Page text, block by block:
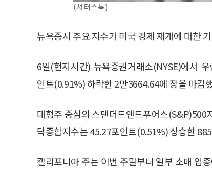
(셔터스톡)
뉴욕증시 주요 지수가 미국 경제 재개에 대한
6일(현지시간) 뉴욕증권거래소(NYSE)에서
인트(0.91%) 하락한 2만3664.64에 장을 마감
대형주 중심의 스탠더드앤드푸어스
닥종합지수는 45.27포인트(0.51%) 상승한
캘리포니아 주는 이번 주말부터 일부 소매 업